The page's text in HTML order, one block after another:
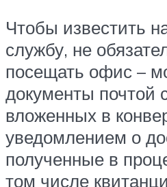
Чтобы известить
службу, не
посещать офис –
документы почтой
вложенных в
уведомлением о
полученные в
том числе